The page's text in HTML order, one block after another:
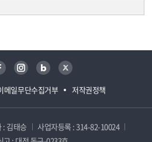
메일무단수집거부 저작권정책
북 인스타그램 블로그 트위터
: 김태승
사업자등록 : 314-82-10024